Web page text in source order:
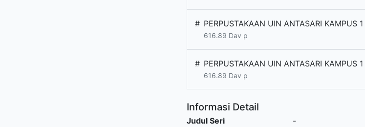
# PERPUSTAKAAN UIN ANTASARI KAMPUS 1
616.89 Dav p
# PERPUSTAKAAN UIN ANTASARI KAMPUS 1
616.89 Dav p
Informasi Detail
Judul Seri
-